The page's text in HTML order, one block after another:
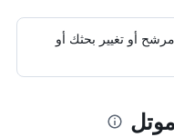
أو تغيير بحثك أو